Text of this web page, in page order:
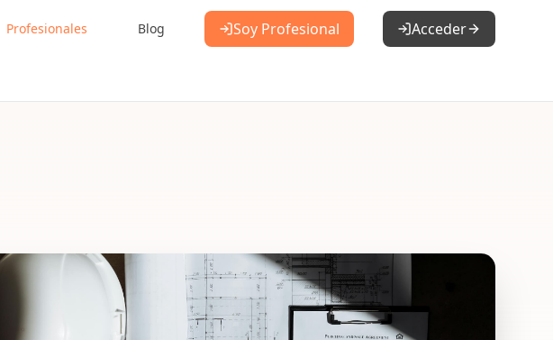
Profesionales Blog Soy Profesional Acceder